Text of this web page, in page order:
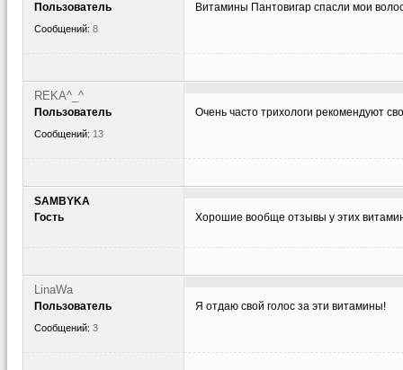
Пользователь
Сообщений: 8
Витамины Пантовигар спасли мои
REKA^_^
Пользователь
Сообщений: 13
Очень часто трихологи рекомендуют
SAMBYKA
Гость
Хорошие вообще отзывы у этих
LinaWa
Пользователь
Сообщений: 3
Я отдаю свой голос за эти витамины!